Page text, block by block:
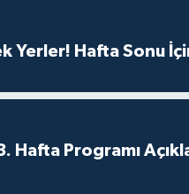
Yerler! Hafta Sonu
Hafta Programı